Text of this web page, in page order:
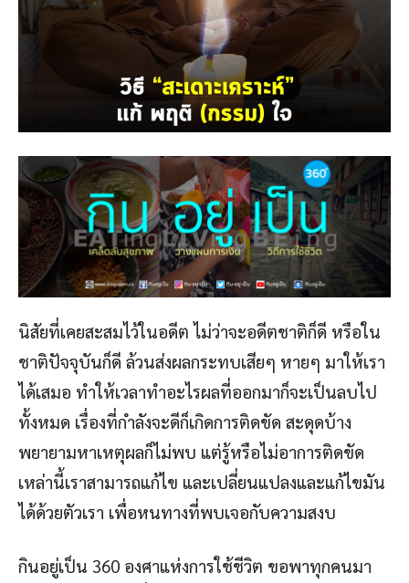
นิสัยที่เคยสะสมไว้ในอดีต ไม่ว่าจะอดีตชาติก็ดี หรือใน
ชาติปัจจุบันก็ดี ล้วนส่งผลกระทบเสียๆ หายๆ มาให้เรา
ได้เสมอ ทำให้เวลาทำอะไรผลที่ออกมาก็จะเป็นลบไป
ทั้งหมด เรื่องที่กำลังจะดีก็เกิดการติดขัด สะดุดบ้าง
พยายามหาเหตุผลก็ไม่พบ แต่รู้หรือไม่อาการติดขัด
เหล่านี้เราสามารถแก้ไข และเปลี่ยนแปลงและแก้ไขมัน
ได้ด้วยตัวเรา เพื่อหนทางที่พบเจอกับความสงบ
กินอยู่เป็น 360 องศาแห่งการใช้ชีวิต ขอพาทุกคนมา